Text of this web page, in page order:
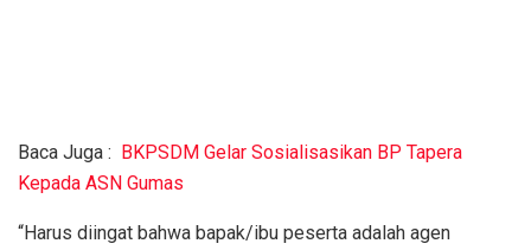
Baca Juga : BKPSDM Gelar Sosialisasikan BP Tapera
Kepada ASN Gumas
“Harus diingat bahwa bapak/ibu peserta adalah agen